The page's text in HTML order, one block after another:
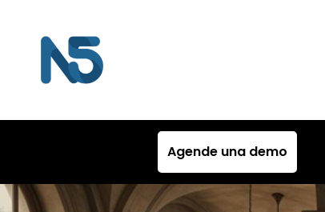
Agende una demo